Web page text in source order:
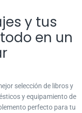
y tus
en un
selección de libros y
y equipamiento de
perfecto para tu